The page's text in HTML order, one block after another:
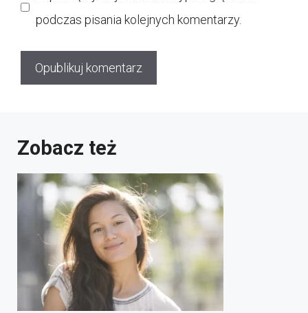
podczas pisania kolejnych komentarzy.
Zobacz też